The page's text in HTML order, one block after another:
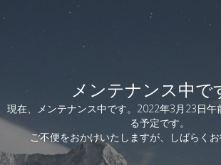
メンテナンス中で
現在、メンテナンス中です。2022年3月23日午
る予定です。
ご不便をおかけいたしますが、しばらくお